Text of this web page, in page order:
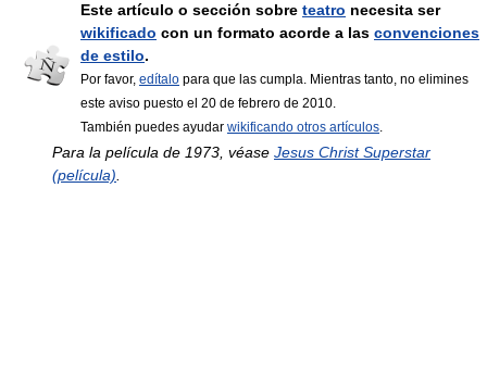
Este artículo o sección sobre teatro necesita ser
wikificado con un formato acorde a las convenciones
de estilo.
Por favor, edítalo para que las cumpla. Mientras tanto, no elimines
este aviso puesto el 20 de febrero de 2010.
También puedes ayudar wikificando otros artículos.
Para la película de 1973, véase Jesus Christ Superstar
(película)